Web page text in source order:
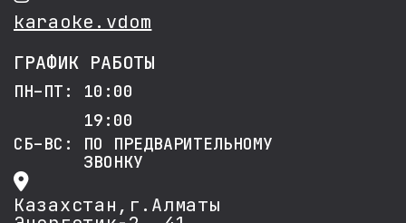
karaoke.vdom
ГРАФИК РАБОТЫ
ПН–ПТ: 10:00
19:00
СБ–ВС: ПО ПРЕДВАРИТЕЛЬНОМУ
ЗВОНКУ
Казахстан,г.Алматы